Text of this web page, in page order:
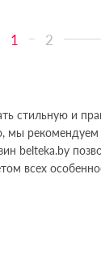
1 2
стильную и
мы рекомендуем
belteka.by
всех